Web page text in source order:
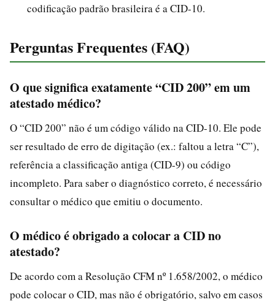
codificação padrão brasileira é a CID-10.
Perguntas Frequentes (FAQ)
O que significa exatamente “CID 200” em um
atestado médico?
O “CID 200” não é um código válido na CID-10. Ele pode
ser resultado de erro de digitação (ex.: faltou a letra “C”),
referência a classificação antiga (CID-9) ou código
incompleto. Para saber o diagnóstico correto, é necessário
consultar o médico que emitiu o documento.
O médico é obrigado a colocar a CID no
atestado?
De acordo com a Resolução CFM nº 1.658/2002, o médico
pode colocar o CID, mas não é obrigatório, salvo em casos